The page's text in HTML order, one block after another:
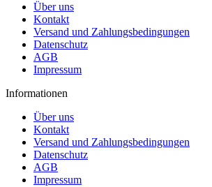
Über uns
Kontakt
Versand und Zahlungsbedingungen
Datenschutz
AGB
Impressum
Informationen
Über uns
Kontakt
Versand und Zahlungsbedingungen
Datenschutz
AGB
Impressum